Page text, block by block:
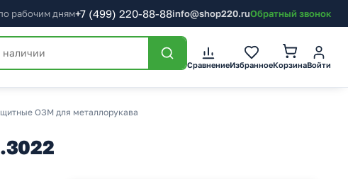
рабочим дням+7 (499) 220-88-88info@shop220.ruОбратный звонок
СравнениеИзбранноеКорзинаВойти
ОЗМ для металлорукава